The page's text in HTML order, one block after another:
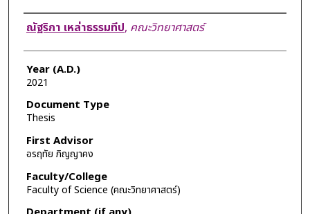
Author
ณัฐริกา เหล่าธรรมทีป, คณะวิทยาศาสตร์
Year (A.D.)
2021
Document Type
Thesis
First Advisor
อรฤทัย ภิญญาคง
Faculty/College
Faculty of Science (คณะวิทยาศาสตร์)